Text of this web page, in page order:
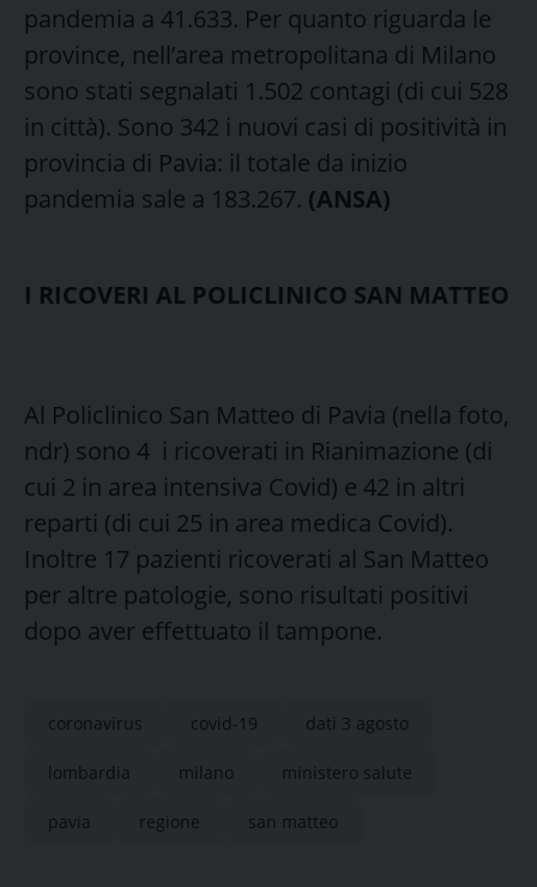
pandemia a 41.633. Per quanto riguarda le
province, nell’area metropolitana di Milano
sono stati segnalati 1.502 contagi (di cui 528
in città). Sono 342 i nuovi casi di positività in
provincia di Pavia: il totale da inizio
pandemia sale a 183.267. (ANSA)
I RICOVERI AL POLICLINICO SAN MATTEO
Al Policlinico San Matteo di Pavia (nella foto,
ndr) sono 4 i ricoverati in Rianimazione (di
cui 2 in area intensiva Covid) e 42 in altri
reparti (di cui 25 in area medica Covid).
Inoltre 17 pazienti ricoverati al San Matteo
per altre patologie, sono risultati positivi
dopo aver effettuato il tampone.
coronavirus covid-19 dati 3 agosto
lombardia milano ministero salute
pavia regione san matteo